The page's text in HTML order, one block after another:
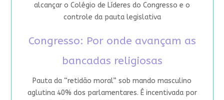
alcançar o Colégio de Líderes do Congresso e o
controle da pauta legislativa
Congresso: Por onde avançam as
bancadas religiosas
Pauta da “retidão moral” sob mando masculino
aglutina 40% dos parlamentares. É incentivada por